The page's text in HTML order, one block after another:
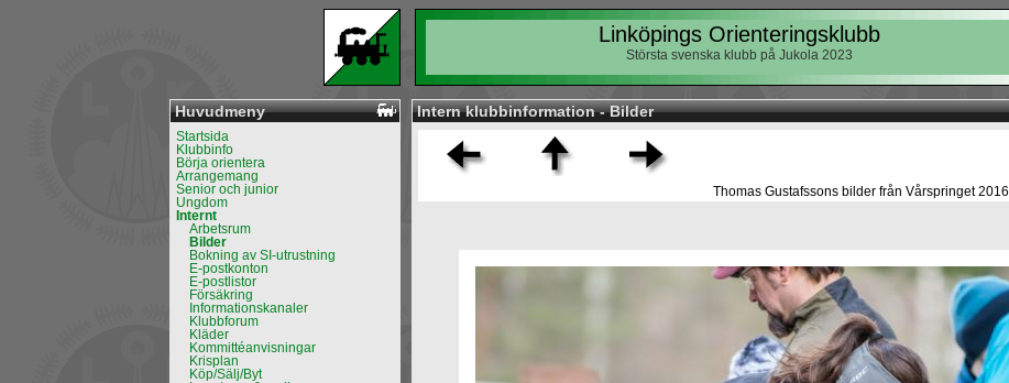
Linköpings Orienteringsklubb
Största svenska klubb på Jukola 2023
Huvudmeny
Startsida
Klubbinfo
Börja orientera
Arrangemang
Senior och junior
Ungdom
Internt
Arbetsrum
Bilder
Bokning av SI-utrustning
E-postkonton
E-postlistor
Försäkring
Informationskanaler
Klubbforum
Kläder
Kommittéanvisningar
Krisplan
Köp/Sälj/Byt
Intern klubbinformation - Bilder
Thomas Gustafssons bilder från Vårspringet 2016